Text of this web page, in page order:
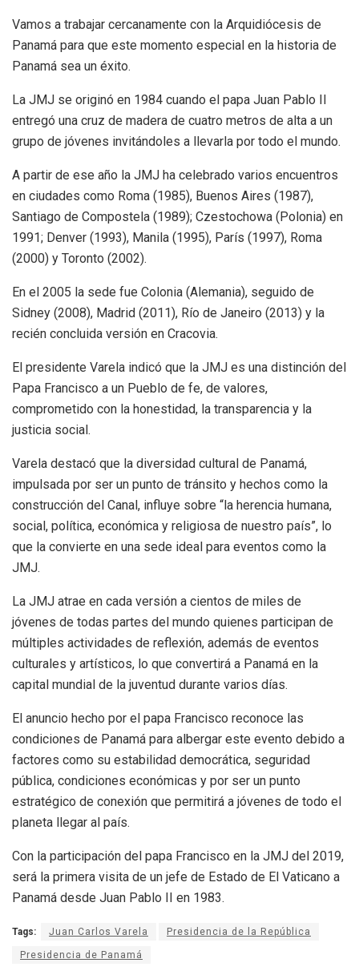
Vamos a trabajar cercanamente con la Arquidiócesis de
Panamá para que este momento especial en la historia de
Panamá sea un éxito.
La JMJ se originó en 1984 cuando el papa Juan Pablo II
entregó una cruz de madera de cuatro metros de alta a un
grupo de jóvenes invitándoles a llevarla por todo el mundo.
A partir de ese año la JMJ ha celebrado varios encuentros
en ciudades como Roma (1985), Buenos Aires (1987),
Santiago de Compostela (1989); Czestochowa (Polonia) en
1991; Denver (1993), Manila (1995), París (1997), Roma
(2000) y Toronto (2002).
En el 2005 la sede fue Colonia (Alemania), seguido de
Sidney (2008), Madrid (2011), Río de Janeiro (2013) y la
recién concluida versión en Cracovia.
El presidente Varela indicó que la JMJ es una distinción del
Papa Francisco a un Pueblo de fe, de valores,
comprometido con la honestidad, la transparencia y la
justicia social.
Varela destacó que la diversidad cultural de Panamá,
impulsada por ser un punto de tránsito y hechos como la
construcción del Canal, influye sobre “la herencia humana,
social, política, económica y religiosa de nuestro país”, lo
que la convierte en una sede ideal para eventos como la
JMJ.
La JMJ atrae en cada versión a cientos de miles de
jóvenes de todas partes del mundo quienes participan de
múltiples actividades de reflexión, además de eventos
culturales y artísticos, lo que convertirá a Panamá en la
capital mundial de la juventud durante varios días.
El anuncio hecho por el papa Francisco reconoce las
condiciones de Panamá para albergar este evento debido a
factores como su estabilidad democrática, seguridad
pública, condiciones económicas y por ser un punto
estratégico de conexión que permitirá a jóvenes de todo el
planeta llegar al país.
Con la participación del papa Francisco en la JMJ del 2019,
será la primera visita de un jefe de Estado de El Vaticano a
Panamá desde Juan Pablo II en 1983.
Tags: Juan Carlos Varela Presidencia de la República
Presidencia de Panamá